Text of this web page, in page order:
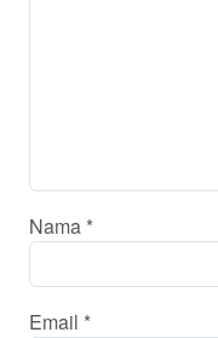
Nama *
Email *